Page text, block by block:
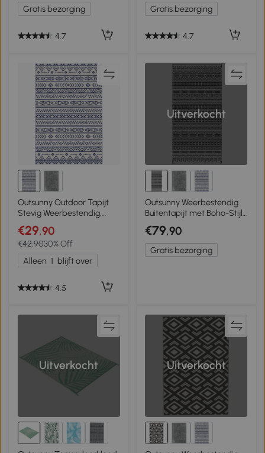
243 cm Donkergroen
Gratis bezorging
4.7
lichtgrijs+wit, 121 x 182 cm
Gratis bezorging
4.7
Outsunny Outdoor Tapijt
Stevig Weerbestendig,
Carpet met Boho-Stijl,
Buitentapijt voor
Woonkamer Balkon
€29,90
€42,9030% Off
Alleen 1 blijft over
4.5
Uitverkocht
Outsunny Weerbestendig
Buitentapijt met Boho-Stijl,
Geschikt voor Woonkamer
Balkon
€79,90
Gratis bezorging
Uitverkocht Uitverkocht